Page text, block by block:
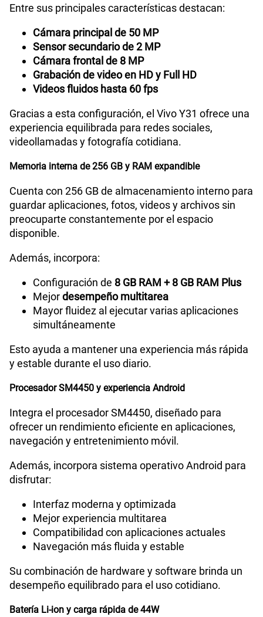
Entre sus principales características destacan:
Cámara principal de 50 MP
Sensor secundario de 2 MP
Cámara frontal de 8 MP
Grabación de video en HD y Full HD
Videos fluidos hasta 60 fps
Gracias a esta configuración, el Vivo Y31 ofrece una
experiencia equilibrada para redes sociales,
videollamadas y fotografía cotidiana.
Memoria interna de 256 GB y RAM expandible
Cuenta con 256 GB de almacenamiento interno para
guardar aplicaciones, fotos, videos y archivos sin
preocuparte constantemente por el espacio
disponible.
Además, incorpora:
Configuración de 8 GB RAM + 8 GB RAM Plus
Mejordesempeño multitarea
Mayor fluidez al ejecutar varias aplicaciones
simultáneamente
Esto ayuda a mantener una experiencia más rápida
y estable durante el uso diario.
Procesador SM4450 y experiencia Android
Integra el procesador SM4450, diseñado para
ofrecer un rendimiento eficiente en aplicaciones,
navegación y entretenimiento móvil.
Además, incorpora sistema operativo Android para
disfrutar:
Interfaz moderna y optimizada
Mejor experiencia multitarea
Compatibilidad con aplicaciones actuales
Navegación más fluida y estable
Su combinación de hardware y software brinda un
desempeño equilibrado para el uso cotidiano.
Batería Li-ion y carga rápida de 44W